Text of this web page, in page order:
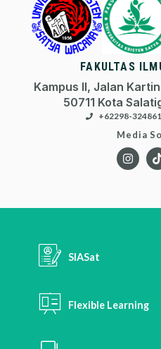
FAKULTAS
Kampus II, Jalan
50711 Kota
+62298-324861
Media
SIASat
Flexible Learning